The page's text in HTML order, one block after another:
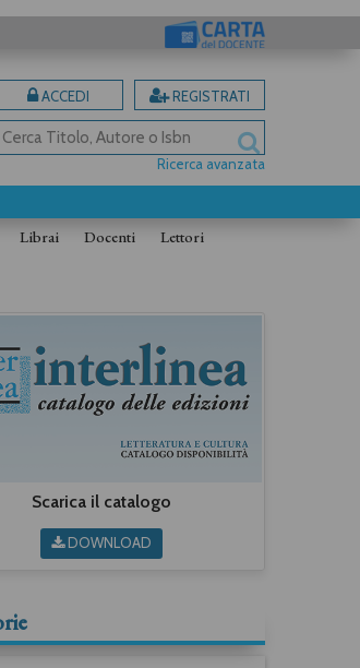
ACCEDI REGISTRATI
Ricerca avanzata
Librai Docenti Lettori
Scarica il catalogo
DOWNLOAD